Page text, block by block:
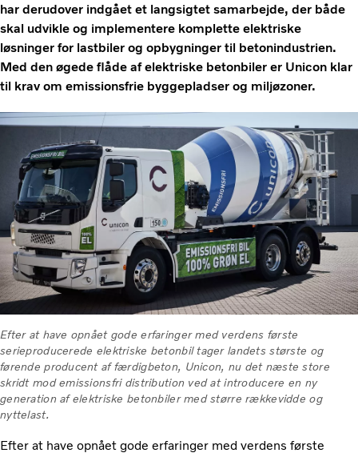
har derudover indgået et langsigtet samarbejde, der både
skal udvikle og implementere komplette elektriske
løsninger for lastbiler og opbygninger til betonindustrien.
Med den øgede flåde af elektriske betonbiler er Unicon klar
til krav om emissionsfrie byggepladser og miljøzoner.
Efter at have opnået gode erfaringer med verdens første
serieproducerede elektriske betonbil tager landets største og
førende producent af færdigbeton, Unicon, nu det næste store
skridt mod emissionsfri distribution ved at introducere en ny
generation af elektriske betonbiler med større rækkevidde og
nyttelast.
Efter at have opnået gode erfaringer med verdens første